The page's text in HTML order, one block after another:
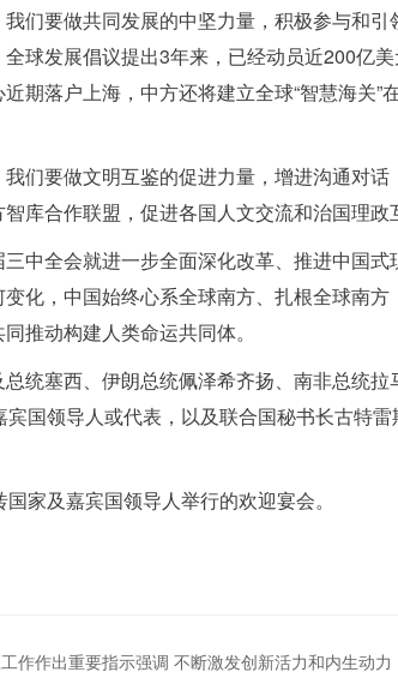
们要做共同发展的中坚力量，积极参与和引
球发展倡议提出3年来，已经动员近200亿
期落户上海，中方还将建立全球“智慧海关”
们要做文明互鉴的促进力量，增进沟通对话
库合作联盟，促进各国人文交流和治国理政
中全会就进一步全面深化改革、推进中国
化，中国始终心系全球南方、扎根全球南
推动构建人类命运共同体。
统塞西、伊朗总统佩泽希齐扬、南非总统拉
国领导人或代表，以及联合国秘书长古特
家及嘉宾国领导人举行的欢迎宴会。
作作出重要指示强调 不断激发创新活力和内生动